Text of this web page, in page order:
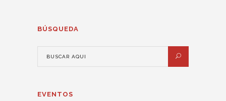
BÚSQUEDA
EVENTOS